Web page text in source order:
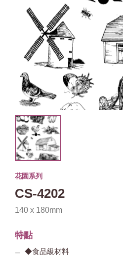
花園系列
CS-4202
140 x 180mm
特點
◆食品級材料